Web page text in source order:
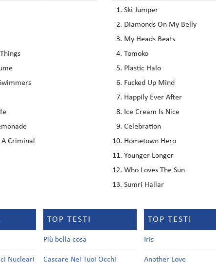
A Criminal
Ski Jumper
Diamonds On My Belly
My Heads Beats
Tomoko
Plastic Halo
Fucked Up Mind
Happily Ever After
Ice Cream Is Nice
Celebration
Hometown Hero
Younger Longer
Who Loves The Sun
Sumri Hallar
Nucleari
TOP TESTI
Più bella cosa
Cascare Nei Tuoi Occhi
TOP TESTI
Iris
Another Love